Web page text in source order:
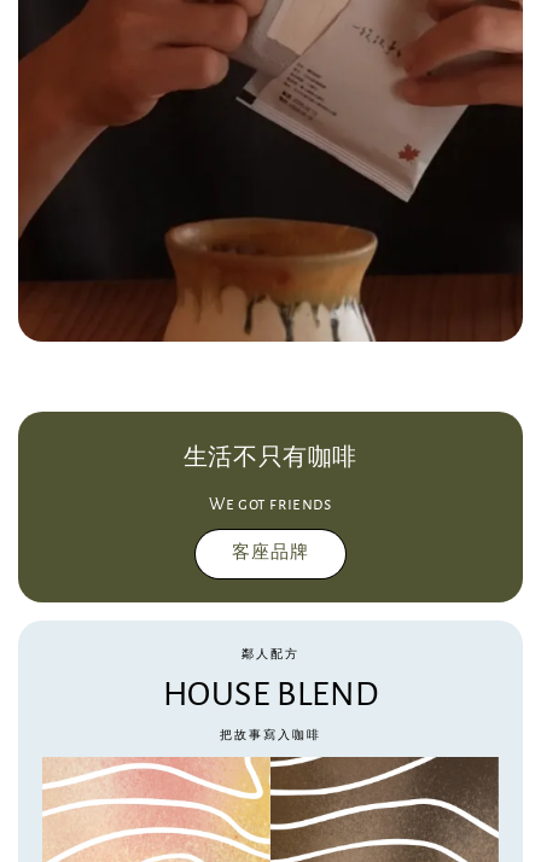
生活不只有咖啡
We got friends
客座品牌
鄰人配方
HOUSE BLEND
把故事寫入咖啡